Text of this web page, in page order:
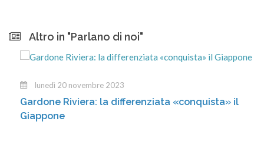
Altro in "Parlano di noi"
lunedì 20 novembre 2023
Gardone Riviera: la differenziata «conquista» il
Giappone